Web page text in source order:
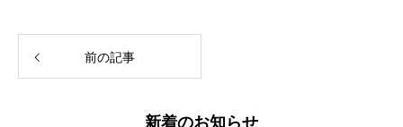
前の記事
新着のお知らせ